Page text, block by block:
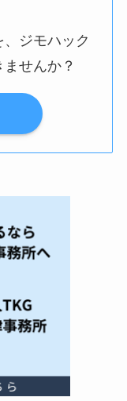
ジモハック
せんか？